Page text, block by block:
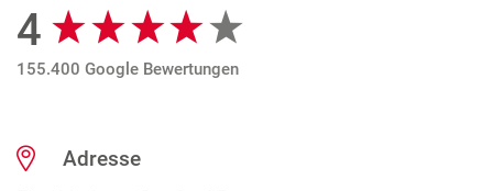
Google Bewertungen
4
155.400 Google Bewertungen
Adresse